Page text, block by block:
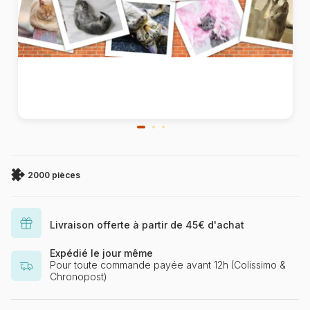
2000 pièces
Livraison offerte à partir de 45€ d'achat
Expédié le jour même
Pour toute commande payée avant 12h (Colissimo &
Chronopost)